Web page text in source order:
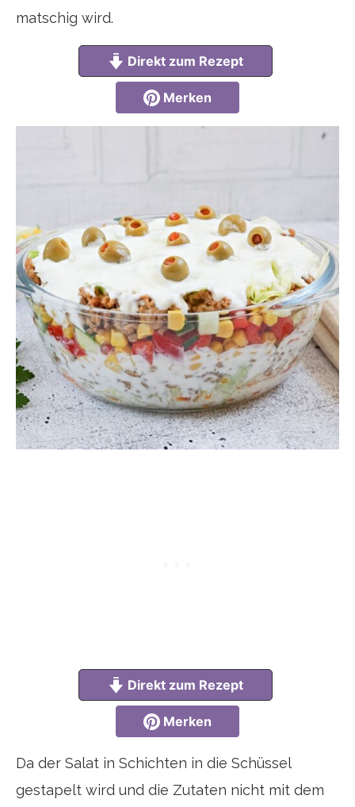
matschig wird.
Direkt zum Rezept
Merken
Direkt zum Rezept
Merken
Da der Salat in Schichten in die Schüssel
gestapelt wird und die Zutaten nicht mit dem